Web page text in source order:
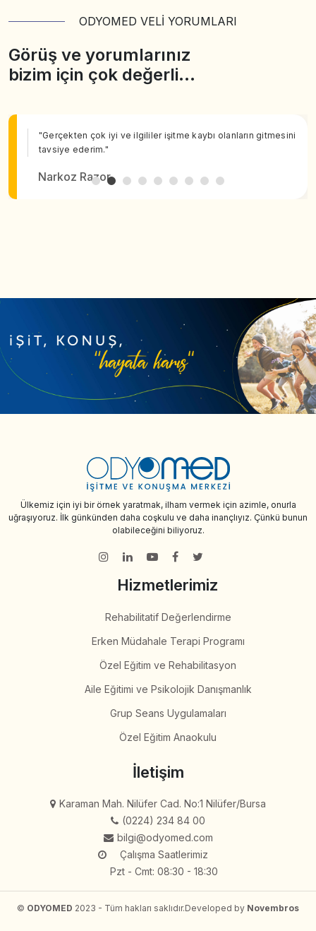
ODYOMED VELİ YORUMLARI
Görüş ve yorumlarınız
bizim için çok değerli…
"Gerçekten çok iyi ve ilgililer işitme kaybı olanların gitmesini
tavsiye ederim."
Narkoz Razor
Ülkemiz için iyi bir örnek yaratmak, ilham vermek için azimle, onurla
uğraşıyoruz. İlk günkünden daha coşkulu ve daha inançlıyız. Çünkü bunun
olabileceğini biliyoruz.
Hizmetlerimiz
Rehabilitatif Değerlendirme
Erken Müdahale Terapi Programı
Özel Eğitim ve Rehabilitasyon
Aile Eğitimi ve Psikolojik Danışmanlık
Grup Seans Uygulamaları
Özel Eğitim Anaokulu
İletişim
Karaman Mah. Nilüfer Cad. No:1 Nilüfer/Bursa
(0224) 234 84 00
bilgi@odyomed.com
Çalışma Saatlerimiz
Pzt - Cmt: 08:30 - 18:30
© ODYOMED 2023 - Tüm hakları saklıdır.Developed by Novembros